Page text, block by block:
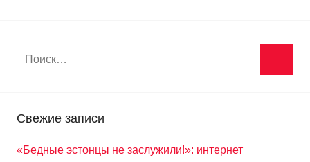
Свежие записи
«Бедные эстонцы не заслужили!»: интернет